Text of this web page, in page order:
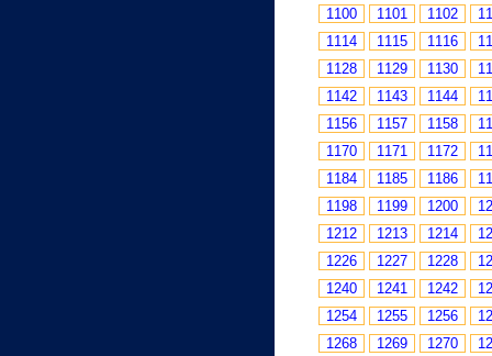
1100
1101 1102
1114
1115 1116
1128
1129 1130
1142
1143 1144
1156
1157 1158
1170
1171 1172
1184
1185 1186
1198
1199 1200
1212
1213 1214
1226
1227 1228
1240
1241 1242
1254
1255 1256
1268
1269 1270